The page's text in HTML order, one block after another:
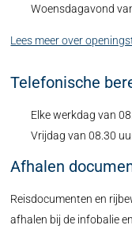
Woensdagavond
Lees meer over
Telefonische
Elke werkdag van
Vrijdag van 08.30
Afhalen
Reisdocumenten en
afhalen bij de infobalie